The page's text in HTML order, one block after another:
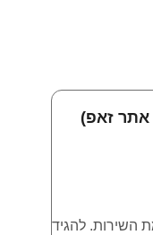
השירות. להגיד